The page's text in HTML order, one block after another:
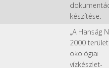
készítése.
„A Hanság
2000 terület
ökológiai
vízkészlet-